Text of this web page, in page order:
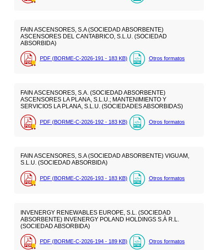
FAIN ASCENSORES, S.A (SOCIEDAD ABSORBENTE)
ASCENSORES DEL CANTABRICO, S.L.U. (SOCIEDAD
ABSORBIDA)
PDF (BORME-C-2026-191 - 183 KB) Otros formatos
FAIN ASCENSORES, S.A. (SOCIEDAD ABSORBENTE)
ASCENSORES LA PLANA, S.L.U.; MANTENIMIENTO Y
SERVICIOS LA PLANA, S.L.U. (SOCIEDADES ABSORBIDAS)
PDF (BORME-C-2026-192 - 183 KB) Otros formatos
FAIN ASCENSORES, S.A (SOCIEDAD ABSORBENTE) VIGUAM,
S.L.U. (SOCIEDAD ABSORBIDA)
PDF (BORME-C-2026-193 - 183 KB) Otros formatos
INVENERGY RENEWABLES EUROPE, S.L. (SOCIEDAD
ABSORBENTE) INVENERGY POLAND HOLDINGS S.À R.L.
(SOCIEDAD ABSORBIDA)
PDF (BORME-C-2026-194 - 189 KB) Otros formatos